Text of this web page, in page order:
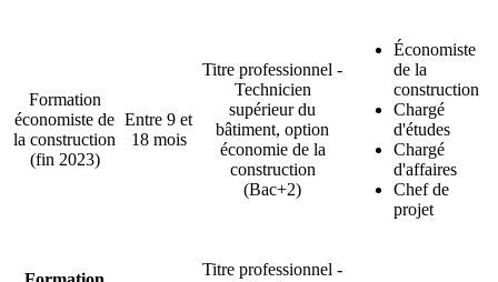
Formation
économiste de
la construction
(fin 2023)
Entre 9 et
18 mois
Titre professionnel -
Technicien
supérieur du
bâtiment, option
économie de la
construction
(Bac+2)
Économiste
de la
construction
Chargé
d'études
Chargé
d'affaires
Chef de
projet
Titre professionnel -